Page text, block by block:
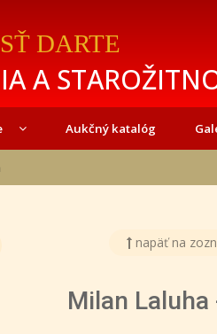
DARTE
A
Aukčný katalóg
napäť na
Milan Laluha